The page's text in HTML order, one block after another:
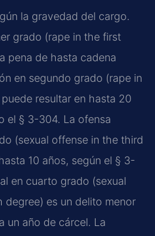
la gravedad del cargo.
grado (rape in the first
pena de hasta cadena
en segundo grado (rape in
resultar en hasta 20
el § 3-304. La ofensa
(sexual offense in the third
10 años, según el § 3-
en cuarto grado (sexual
degree) es un delito menor
un año de cárcel. La